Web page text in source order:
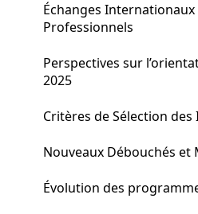
Échanges Internationaux
Professionnels
Perspectives sur
2025
Critères de Sélection des
Nouveaux Débouchés et
Évolution des